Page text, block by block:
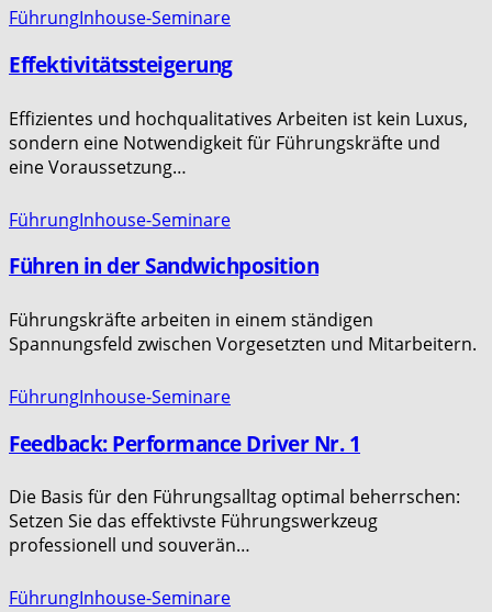
FührungInhouse-Seminare
Effektivitätssteigerung
Effizientes und hochqualitatives Arbeiten ist kein Luxus,
sondern eine Notwendigkeit für Führungskräfte und
eine Voraussetzung…
FührungInhouse-Seminare
Führen in der Sandwichposition
Führungskräfte arbeiten in einem ständigen
Spannungsfeld zwischen Vorgesetzten und Mitarbeitern.
FührungInhouse-Seminare
Feedback: Performance Driver Nr. 1
Die Basis für den Führungsalltag optimal beherrschen:
Setzen Sie das effektivste Führungswerkzeug
professionell und souverän…
FührungInhouse-Seminare